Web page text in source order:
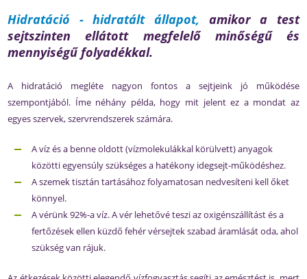
Hidratáció - hidratált állapot, amikor a test
sejtszinten ellátott megfelelő minőségű és
mennyiségű folyadékkal.
A hidratáció megléte nagyon fontos a sejtjeink jó működése
szempontjából. Íme néhány példa, hogy mit jelent ez a mondat az
egyes szervek, szervrendszerek számára.
A víz és a benne oldott (vízmolekulákkal körülvett) anyagok
közötti egyensúly szükséges a hatékony idegsejt-működéshez.
A szemek tisztán tartásához folyamatosan nedvesíteni kell őket
könnyel.
A vérünk 92%-a víz. A vér lehetővé teszi az oxigénszállítást és a
fertőzések ellen küzdő fehér vérsejtek szabad áramlását oda, ahol
szükség van rájuk.